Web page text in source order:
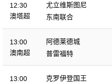
12:30
澳塔超
尤立维斯图尼
东南联合
13:00
澳南超
阿德莱德城
普雷福特
13:00 克罗伊登国王